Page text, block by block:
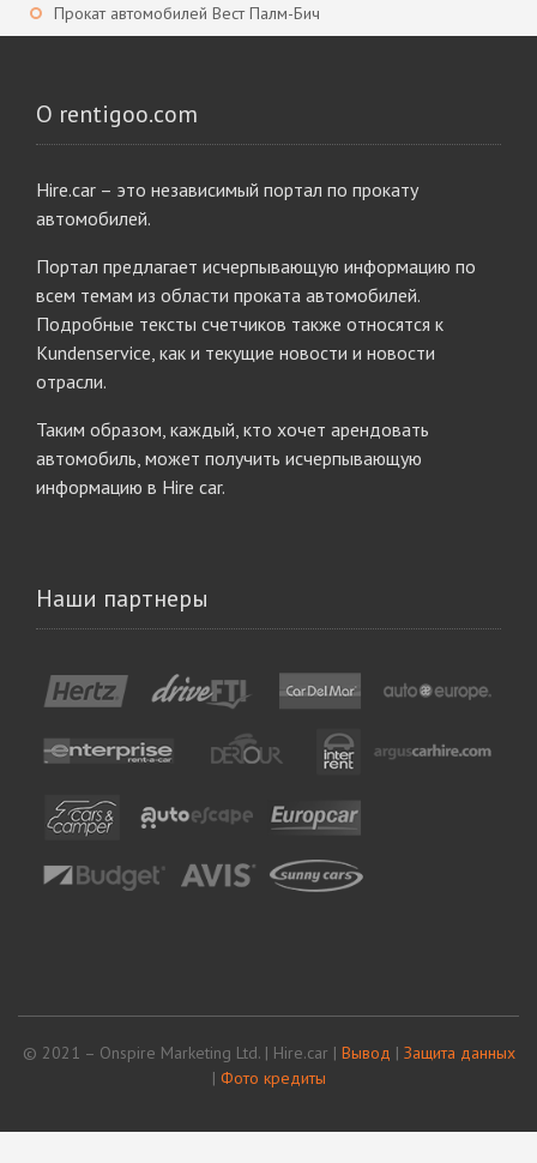
Прокат автомобилей Вест Палм-Бич
О rentigoo.com
Hire.car – это независимый портал по прокату
автомобилей.
Портал предлагает исчерпывающую информацию по
всем темам из области проката автомобилей.
Подробные тексты счетчиков также относятся к
Kundenservice, как и текущие новости и новости
отрасли.
Таким образом, каждый, кто хочет арендовать
автомобиль, может получить исчерпывающую
информацию в Hire car.
Наши партнеры
© 2021 – Onspire Marketing Ltd. | Hire.car | Вывод | Защита данных
| Фото кредиты